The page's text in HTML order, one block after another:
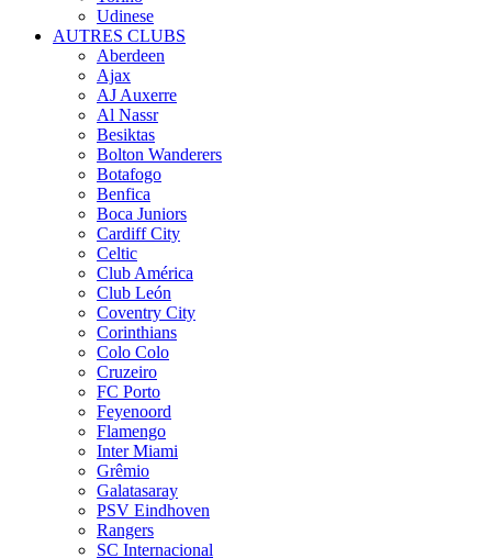
Udinese
AUTRES CLUBS
Aberdeen
Ajax
AJ Auxerre
Al Nassr
Besiktas
Bolton Wanderers
Botafogo
Benfica
Boca Juniors
Cardiff City
Celtic
Club América
Club León
Coventry City
Corinthians
Colo Colo
Cruzeiro
FC Porto
Feyenoord
Flamengo
Inter Miami
Grêmio
Galatasaray
PSV Eindhoven
Rangers
SC Internacional